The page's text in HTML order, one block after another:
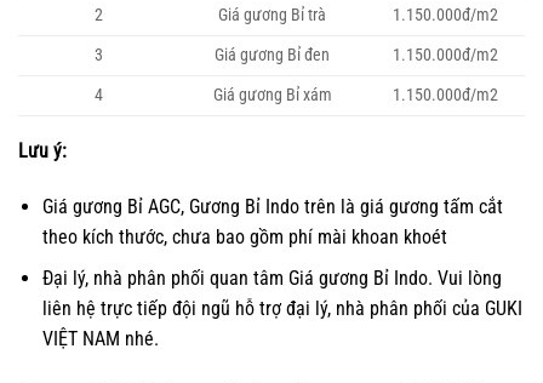
2
Giá gương Bỉ trà
1.150.000đ/m2
3
Giá gương Bỉ đen
1.150.000đ/m2
4
Giá gương Bỉ xám 1.150.000đ/m2
Lưu ý:
Giá gương Bỉ AGC, Gương Bỉ Indo trên là giá gương tấm cắt
theo kích thước, chưa bao gồm phí mài khoan khoét
Đại lý, nhà phân phối quan tâm Giá gương Bỉ Indo. Vui lòng
liên hệ trực tiếp đội ngũ hỗ trợ đại lý, nhà phân phối của GUKI
VIỆT NAM nhé.